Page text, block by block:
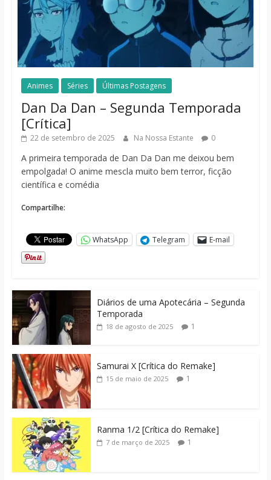
Animes Séries Últimas Postagens
Dan Da Dan – Segunda Temporada
[Crítica]
22 de setembro de 2025 Na Nossa Estante 0
A primeira temporada de Dan Da Dan me deixou bem
empolgada! O anime mescla muito bem terror, ficção
científica e comédia
Compartilhe:
WhatsApp Telegram E-mail
Diários de uma Apotecária – Segunda
Temporada
18 de agosto de 2025 1
Samurai X [Crítica do Remake]
15 de maio de 2025 1
Ranma 1/2 [Crítica do Remake]
7 de março de 2025 1